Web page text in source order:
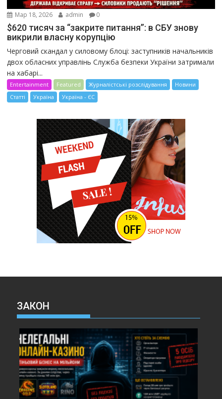
Мар 18, 2026 admin 0
$620 тисяч за “закрите питання”: в СБУ знову
викрили власну корупцію
Черговий скандал у силовому блоці: заступників начальників
двох обласних управлінь Служба безпеки України затримали
на хабарі...
Entertainment Featured Журналістські розслідування
Новини
Статті
Україна Україна - ЄС
ЗАКОН